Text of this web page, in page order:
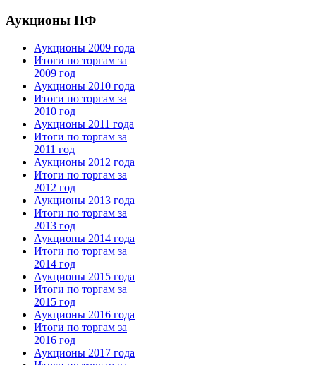
Аукционы НФ
Аукционы 2009 года
Итоги по торгам за
2009 год
Аукционы 2010 года
Итоги по торгам за
2010 год
Аукционы 2011 года
Итоги по торгам за
2011 год
Аукционы 2012 года
Итоги по торгам за
2012 год
Аукционы 2013 года
Итоги по торгам за
2013 год
Аукционы 2014 года
Итоги по торгам за
2014 год
Аукционы 2015 года
Итоги по торгам за
2015 год
Аукционы 2016 года
Итоги по торгам за
2016 год
Аукционы 2017 года